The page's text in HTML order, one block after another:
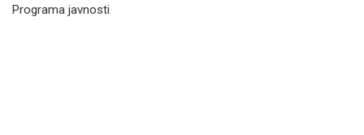
Programa javnosti